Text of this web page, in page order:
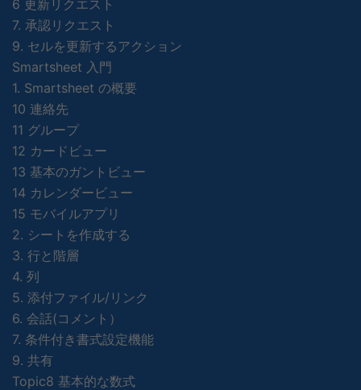
6 更新リクエスト
7. 承認リクエスト
9. セルを更新するアクション
Smartsheet 入門
1. Smartsheet の概要
10 連絡先
11 グループ
12 カードビュー
13 基本のガントビュー
14 カレンダービュー
15 モバイルアプリ
2. シートを作成する
3. 行と階層
4. 列
5. 添付ファイル/リンク
6. 会話(コメント）
7. 条件付き書式設定機能
9. 共有
Topic8 基本的な数式